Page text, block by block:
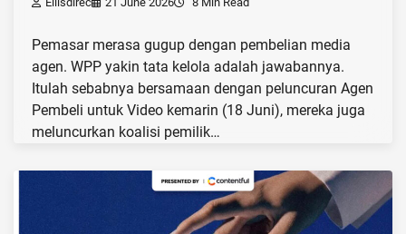
Pemasar merasa gugup dengan pembelian media
agen. WPP yakin tata kelola adalah jawabannya.
Itulah sebabnya bersamaan dengan peluncuran Agen
Pembeli untuk Video kemarin (18 Juni), mereka juga
meluncurkan koalisi pemilik…